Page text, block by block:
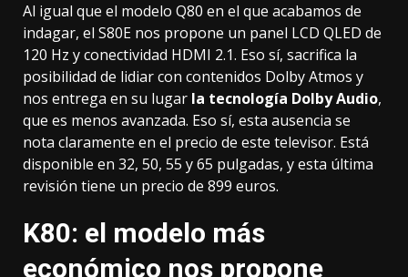
Al igual que el modelo Q80 en el que acabamos de
indagar, el S80E nos propone un panel LCD QLED de
120 Hz y conectividad HDMI 2.1. Eso sí, sacrifica la
posibilidad de lidiar con contenidos Dolby Atmos y
nos entrega en su lugar la tecnología Dolby Audio,
que es menos avanzada. Eso sí, esta ausencia se
nota claramente en el precio de este televisor. Está
disponible en 32, 50, 55 y 65 pulgadas, y esta última
revisión tiene un precio de 899 euros.
K80: el modelo más
económico nos propone